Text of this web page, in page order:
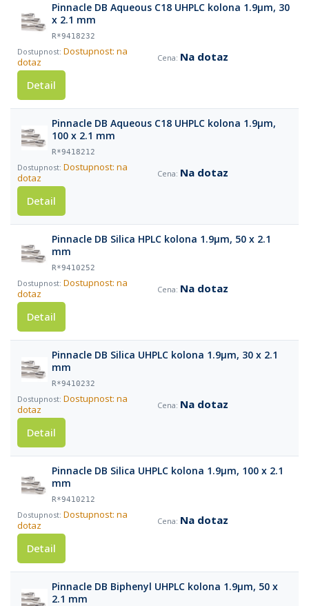
Pinnacle DB Aqueous C18 UHPLC kolona 1.9µm, 30
x 2.1 mm
R*9418232
Dostupnost: na
dotaz
Na dotaz
Detail
Pinnacle DB Aqueous C18 UHPLC kolona 1.9µm,
100 x 2.1 mm
R*9418212
Dostupnost: na
dotaz
Na dotaz
Detail
Pinnacle DB Silica HPLC kolona 1.9µm, 50 x 2.1
mm
R*9410252
Dostupnost: na
dotaz
Na dotaz
Detail
Pinnacle DB Silica UHPLC kolona 1.9µm, 30 x 2.1
mm
R*9410232
Dostupnost: na
dotaz
Na dotaz
Detail
Pinnacle DB Silica UHPLC kolona 1.9µm, 100 x 2.1
mm
R*9410212
Dostupnost: na
dotaz
Na dotaz
Detail
Pinnacle DB Biphenyl UHPLC kolona 1.9µm, 50 x
2.1 mm